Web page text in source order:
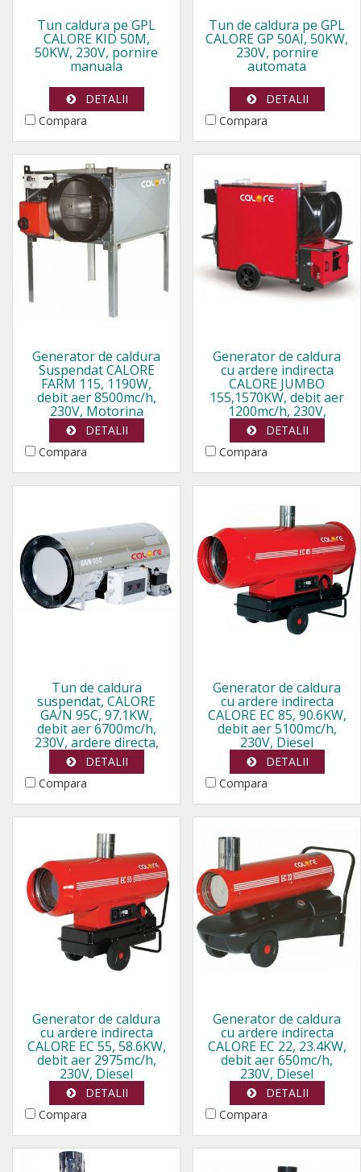
Tun caldura pe GPL
CALORE KID 50M,
50KW, 230V, pornire
manuala
DETALII
Compara
Tun de caldura pe GPL
CALORE GP 50AI, 50KW,
230V, pornire
automata
DETALII
Compara
Generator de caldura
Suspendat CALORE
FARM 115, 1190W,
debit aer 8500mc/h,
230V, Motorina
DETALII
Compara
Generator de caldura
cu ardere indirecta
CALORE JUMBO
155,1570KW, debit aer
1200mc/h, 230V,
Motorina
DETALII
Compara
Tun de caldura
suspendat, CALORE
GA/N 95C, 97.1KW,
debit aer 6700mc/h,
230V, ardere directa,
Metan/Propan
DETALII
Compara
Generator de caldura
cu ardere indirecta
CALORE EC 85, 90.6KW,
debit aer 5100mc/h,
230V, Diesel
DETALII
Compara
Generator de caldura
cu ardere indirecta
CALORE EC 55, 58.6KW,
debit aer 2975mc/h,
230V, Diesel
DETALII
Compara
Generator de caldura
cu ardere indirecta
CALORE EC 22, 23.4KW,
debit aer 650mc/h,
230V, Diesel
DETALII
Compara